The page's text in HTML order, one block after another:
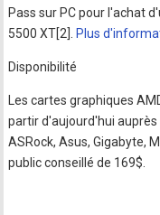
Pass sur PC pour l'achat
5500 XT[2]. Plus
Disponibilité
Les cartes graphiques
partir d'aujourd'hui
ASRock, Asus, Gigabyte,
public conseillé de 169$.